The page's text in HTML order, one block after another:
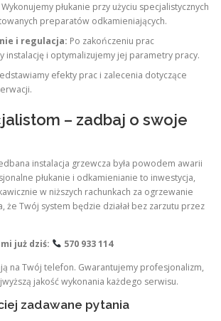
Wykonujemy płukanie przy użyciu specjalistycznych
preparatów odkamieniających.
i regulacja: Po zakończeniu prac
instalację i optymalizujemy jej parametry pracy.
efekty prac i zalecenia dotyczące
– zadbaj o swoje
instalacja grzewcza była powodem awarii
płukanie i odkamienianie to inwestycja,
w niższych rachunkach za ogrzewanie
że Twój system będzie działał bez zarzutu przez
już dziś:
570 933 114
na Twój telefon. Gwarantujemy profesjonalizm,
jakość wykonania każdego serwisu.
zadawane pytania